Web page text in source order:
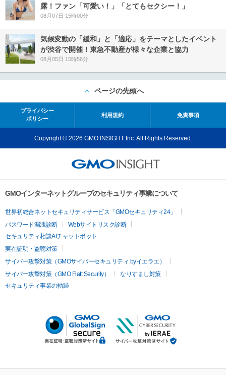
露！ファン「可愛い！」「とてもセクシー！」
08月07日 15時00分
気候変動の「緩和」と「適応」をテーマとしたイベント
が渋谷で開催！東急不動産が様々な企業と協力
08月05日 15時56分
ページの先頭へ
プライバシー
ポリシー
利用規約 免責事項
Copyright © 2026 GMO INSIGHT Inc. All Rights Reserved.
GMOインターネットグループのセキュリティ事業について
世界初総合ネットセキュリティサービス「GMOセキュリティ24」
パスワード漏洩診断
Webサイトリスク診断
セキュリティ相談AIチャットボット
実在証明・盗聴対策
サイバー攻撃対策（GMOサイバーセキュリティ byイエラエ）
サイバー攻撃対策（GMO Flatt Security）
なりすまし対策
セキュリティ事業の軌跡